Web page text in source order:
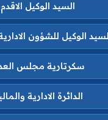
السيد الوكيل الاقدم
السيد الوكيل للشؤون
سكرتارية مجلس
الدائرة الادارية